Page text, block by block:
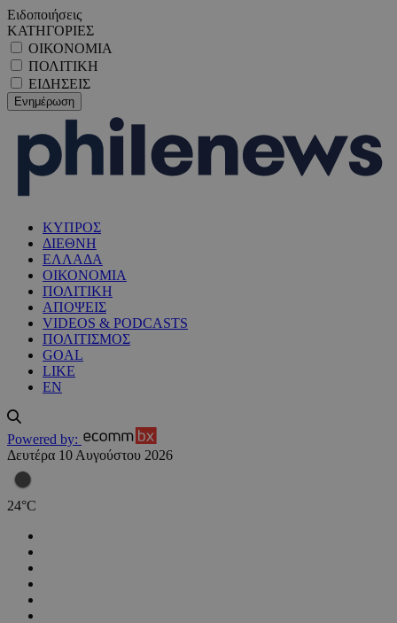
Ειδοποιήσεις
ΚΑΤΗΓΟΡΙΕΣ
ΟΙΚΟΝΟΜΙΑ
ΠΟΛΙΤΙΚΗ
ΕΙΔΗΣΕΙΣ
ΚΥΠΡΟΣ
ΔΙΕΘΝΗ
ΕΛΛΑΔΑ
ΟΙΚΟΝΟΜΙΑ
ΠΟΛΙΤΙΚΗ
ΑΠΟΨΕΙΣ
VIDEOS & PODCASTS
ΠΟΛΙΤΙΣΜΟΣ
GOAL
LIKE
EN
Powered by:
Δευτέρα 10 Αυγούστου 2026
24°C